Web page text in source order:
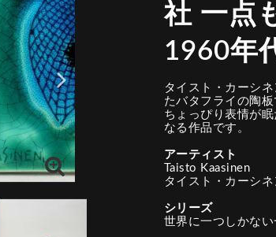
社 一点
1960年
タイスト・カーシ
たバタフライの陶
ちょっぴり表情が
なる作品です。
アーティスト
Taisto Kaasinen
タイスト・カーシネ
シリーズ
世界に一つしかない